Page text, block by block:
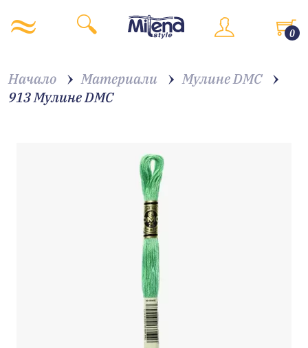
0
Начало Материали
Мулине DMC
913 Мулине DMC